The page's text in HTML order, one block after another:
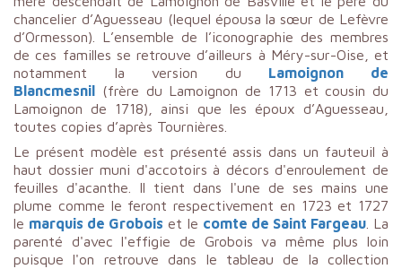
chancelier d’Aguesseau (lequel épousa la sœur de Lefèvre
d’Ormesson). L’ensemble de l’iconographie des membres
de ces familles se retrouve d’ailleurs à Méry-sur-Oise, et
notamment la version du Lamoignon de
Blancmesnil (frère du Lamoignon de 1713 et cousin du
Lamoignon de 1718), ainsi que les époux d’Aguesseau,
toutes copies d’après Tournières.
Le présent modèle est présenté assis dans un fauteuil à
haut dossier muni d'accotoirs à décors d'enroulement de
feuilles d'acanthe. Il tient dans l'une de ses mains une
plume comme le feront respectivement en 1723 et 1727
le marquis de Grobois et le comte de Saint Fargeau. La
parenté d'avec l'effigie de Grobois va même plus loin
puisque l'on retrouve dans le tableau de la collection